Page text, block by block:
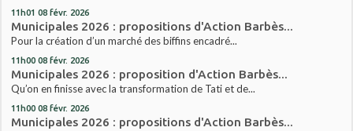
11h01 08 févr. 2026
Municipales 2026 : propositions d'Action Barbès...
Pour la création d’un marché des biffins encadré...
11h00 08 févr. 2026
Municipales 2026 : proposition d'Action Barbès...
Qu’on en finisse avec la transformation de Tati et de...
11h00 08 févr. 2026
Municipales 2026 : propositions d'Action Barbès...